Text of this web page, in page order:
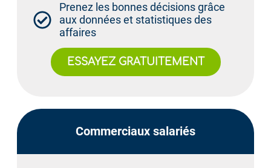
Prenez les bonnes décisions grâce
aux données et statistiques des
affaires
ESSAYEZ GRATUITEMENT
Commerciaux salariés